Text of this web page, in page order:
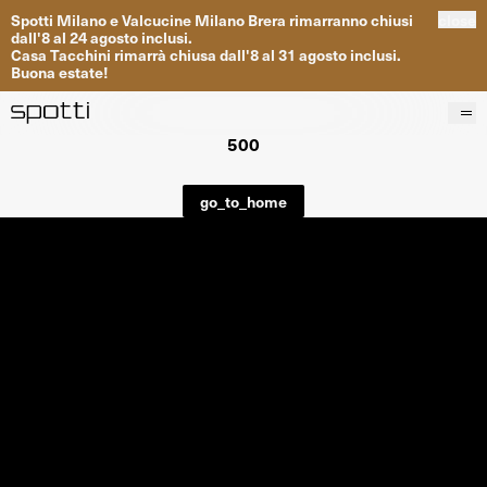
Spotti MilanoeValcucine Milano Brera rimarrannochiusi
dall'8al 24agosto inclusi.
Casa Tacchini rimarrà chiusa dall'8al 31 agosto inclusi.
Buona estate!
Progetti
500
go_to_home